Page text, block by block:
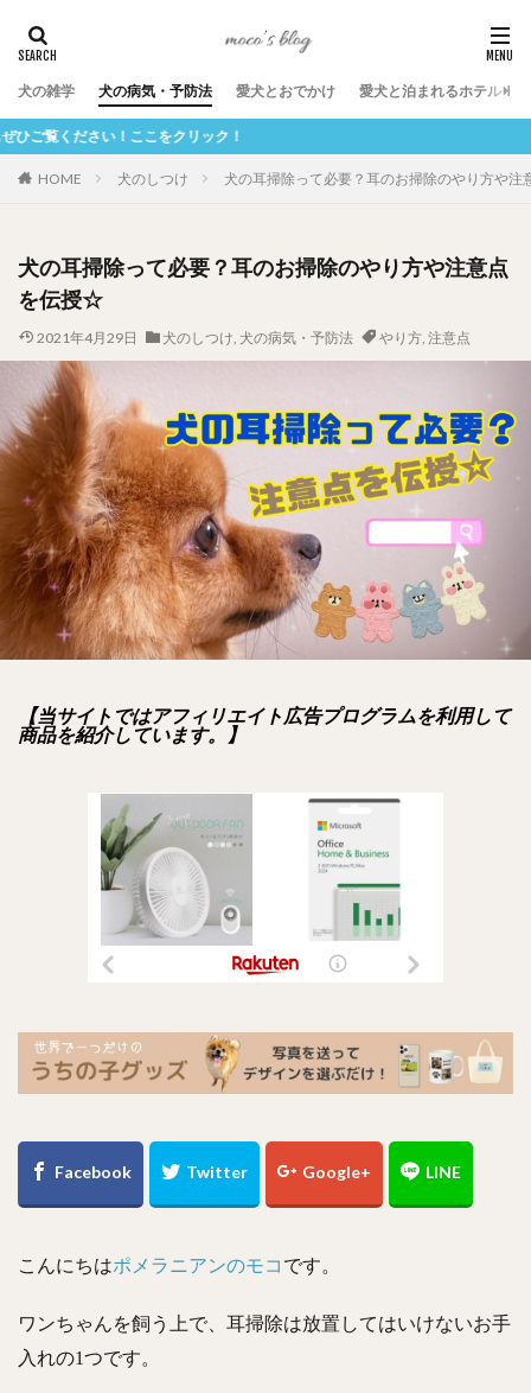
犬の雑学 犬の病気・予防法 愛犬とおでかけ 愛犬と泊まれるホテル
リック！
HOME 犬のしつけ 犬の耳掃除って必要？耳のお掃除のやり方や
犬の耳掃除って必要？耳のお掃除のやり方や注意点
を伝授☆
2021年4月29日 犬のしつけ, 犬の病気・予防法 やり方, 注意点
【当サイトではアフィリエイト広告プログラムを利用して
商品を紹介しています。】
こんにちはポメラニアンのモコ です。
ワンちゃんを飼う上で、耳掃除は放置してはいけないお手
入れの1つです。